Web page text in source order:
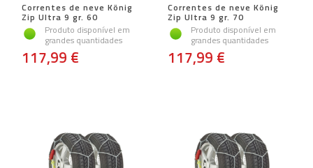
Correntes de neve König
Zip Ultra 9 gr. 60
Produto disponível em
grandes quantidades
117,99 €
Correntes de neve König
Zip Ultra 9 gr. 70
Produto disponível em
grandes quantidades
117,99 €